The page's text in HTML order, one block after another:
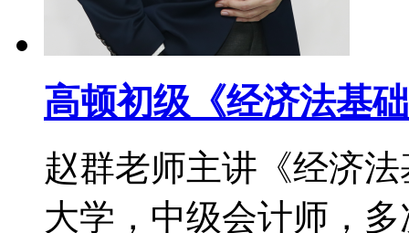
高顿初级《经济法基
赵群老师主讲《经济
大学，中级会计师，